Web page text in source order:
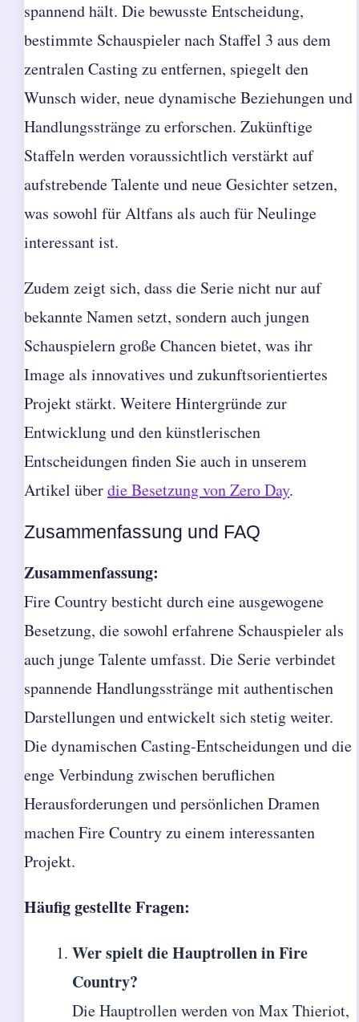
spannend hält. Die bewusste Entscheidung,
bestimmte Schauspieler nach Staffel 3 aus dem
zentralen Casting zu entfernen, spiegelt den
Wunsch wider, neue dynamische Beziehungen und
Handlungsstränge zu erforschen. Zukünftige
Staffeln werden voraussichtlich verstärkt auf
aufstrebende Talente und neue Gesichter setzen,
was sowohl für Altfans als auch für Neulinge
interessant ist.
Zudem zeigt sich, dass die Serie nicht nur auf
bekannte Namen setzt, sondern auch jungen
Schauspielern große Chancen bietet, was ihr
Image als innovatives und zukunftsorientiertes
Projekt stärkt. Weitere Hintergründe zur
Entwicklung und den künstlerischen
Entscheidungen finden Sie auch in unserem
Artikel überdie Besetzung von Zero Day.
Zusammenfassung und FAQ
Zusammenfassung:
Fire Country besticht durch eine ausgewogene
Besetzung, die sowohl erfahrene Schauspieler als
auch junge Talente umfasst. Die Serie verbindet
spannende Handlungsstränge mit authentischen
Darstellungen und entwickelt sich stetig weiter.
Die dynamischen Casting-Entscheidungen und die
enge Verbindung zwischen beruflichen
Herausforderungen und persönlichen Dramen
machen Fire Country zu einem interessanten
Projekt.
Häufig gestellte Fragen:
Wer spielt die Hauptrollen in Fire
Country?
Die Hauptrollen werden von Max Thieriot,